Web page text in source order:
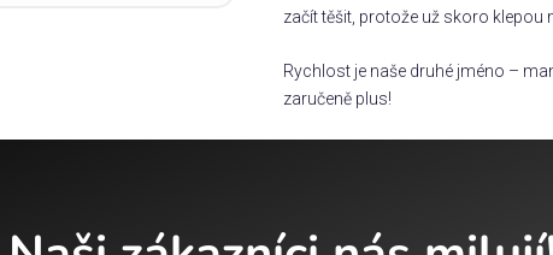
začít těšit, protože už skoro klepou
Rychlost je naše druhé jméno –
zaručeně plus!